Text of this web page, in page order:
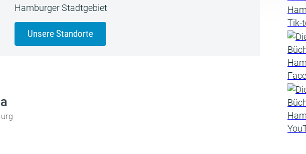
Hamburger Stadtgebiet
Unsere Standorte